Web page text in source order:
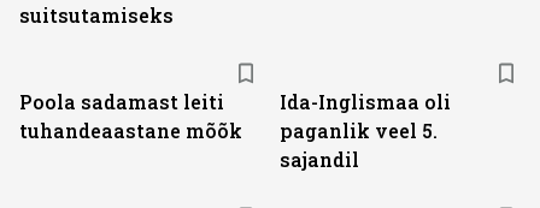
suitsutamiseks
Poola sadamast leiti
tuhandeaastane mõõk
Ida-Inglismaa oli
paganlik veel 5.
sajandil